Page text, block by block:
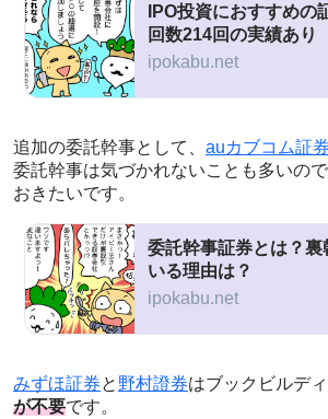
IPO投資におすすめの
回数214回の実績あり
ipokabu.net
追加の委託幹事として、 auカブコム証券
委託幹事は気づかれないことも多いの
おきたいです。
委託幹事証券とは？裏
いる理由は？
ipokabu.net
みずほ証券と 野村證券はブックビルデ
が不要です。